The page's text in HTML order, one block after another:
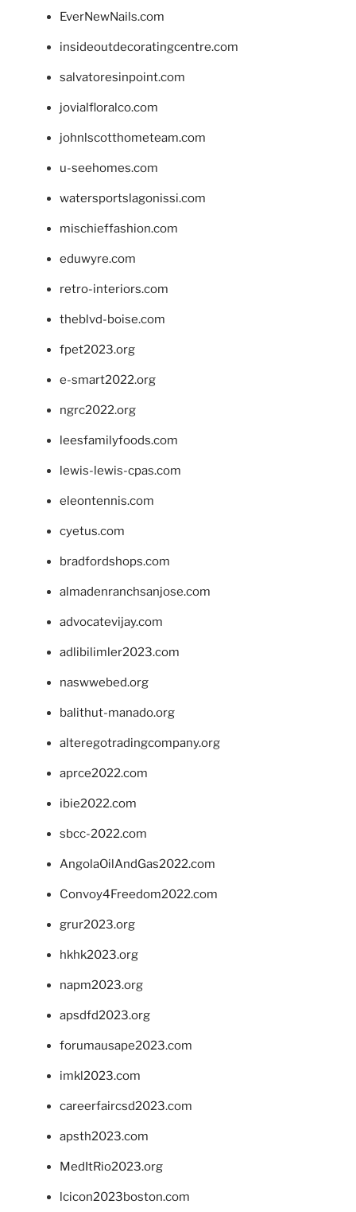
EverNewNails.com
insideoutdecoratingcentre.com
salvatoresinpoint.com
jovialfloralco.com
johnlscotthometeam.com
u-seehomes.com
watersportslagonissi.com
mischieffashion.com
eduwyre.com
retro-interiors.com
theblvd-boise.com
fpet2023.org
e-smart2022.org
ngrc2022.org
leesfamilyfoods.com
lewis-lewis-cpas.com
eleontennis.com
cyetus.com
bradfordshops.com
almadenranchsanjose.com
advocatevijay.com
adlibilimler2023.com
naswwebed.org
balithut-manado.org
alteregotradingcompany.org
aprce2022.com
ibie2022.com
sbcc-2022.com
AngolaOilAndGas2022.com
Convoy4Freedom2022.com
grur2023.org
hkhk2023.org
napm2023.org
apsdfd2023.org
forumausape2023.com
imkl2023.com
careerfaircsd2023.com
apsth2023.com
MedItRio2023.org
lcicon2023boston.com